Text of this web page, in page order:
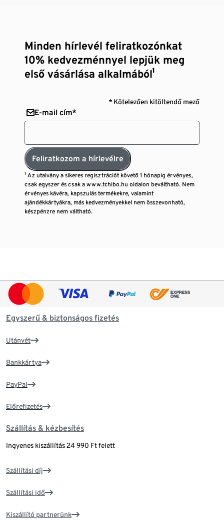
Minden hírlevél feliratkozónkat
10% kedvezménnyel lepjük meg
első vásárlása alkalmából¹
* Kötelezően kitöltendő mező
E-mail cím*
Feliratkozom a hírlevélre
¹ Az utalvány a sikeres regisztrációt követő 1 hónapig érvényes,
csak egyszer és csak a www.tchibo.hu oldalon beváltható. Nem
érvényes kávéra, kapszulás termékekre, valamint
ajándékkártyákra, más kedvezményekkel nem összevonható,
készpénzre nem váltható.
Egyszerű & biztonságos fizetés
Utánvét
Bankkártya
PayPal
Előrefizetés
Szállítás & kézbesítés
Ingyenes kiszállítás 24 990 Ft felett
Szállítási díj
Szállítási idő
Kiszállító partnerünk